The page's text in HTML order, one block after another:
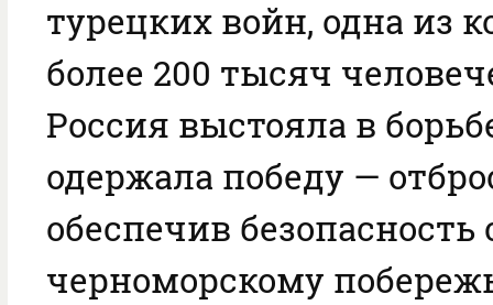
турецких войн, одна из
более 200 тысяч
Россия выстояла в
одержала победу —
обеспечив безопасность
черноморскому